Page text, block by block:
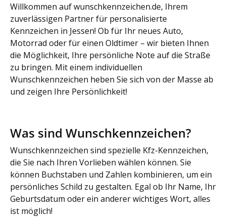
Willkommen auf wunschkennzeichen.de, Ihrem
zuverlässigen Partner für personalisierte
Kennzeichen in Jessen! Ob für Ihr neues Auto,
Motorrad oder für einen Oldtimer – wir bieten Ihnen
die Möglichkeit, Ihre persönliche Note auf die Straße
zu bringen. Mit einem individuellen
Wunschkennzeichen heben Sie sich von der Masse ab
und zeigen Ihre Persönlichkeit!
Was sind Wunschkennzeichen?
Wunschkennzeichen sind spezielle Kfz-Kennzeichen,
die Sie nach Ihren Vorlieben wählen können. Sie
können Buchstaben und Zahlen kombinieren, um ein
persönliches Schild zu gestalten. Egal ob Ihr Name, Ihr
Geburtsdatum oder ein anderer wichtiges Wort, alles
ist möglich!